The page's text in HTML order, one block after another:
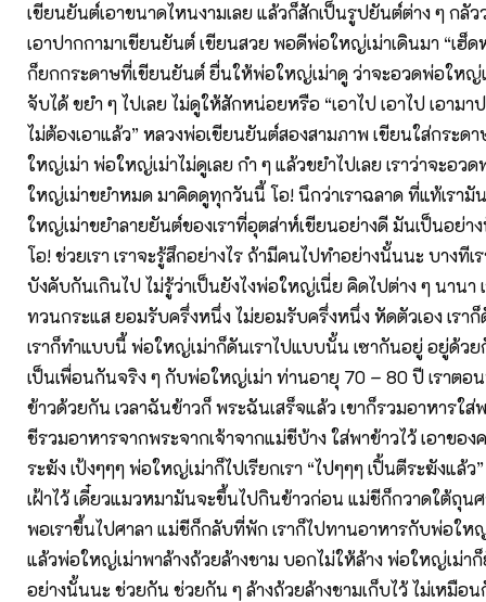
เขียนยันต์เอาขนาดไหนงามเลย แล้วก็สักเป็นรูปยันต์ต่าง ๆ กลัว
เอาปากกามาเขียนยันต์ เขียนสวย พอดีพ่อใหญ่เม่าเดินมา “เฮ็ด
ก็ยกกระดาษที่เขียนยันต์ ยื่นให้พ่อใหญ่เม่าดู ว่าจะอวดพ่อใหญ่
จับได้ ขยำ ๆ ไปเลย ไม่ดูให้สักหน่อยหรือ “เอาไป เอาไป เอามา
ไม่ต้องเอาแล้ว” หลวงพ่อเขียนยันต์สองสามภาพ เขียนใส่กระด
ใหญ่เม่า พ่อใหญ่เม่าไม่ดูเลย กำ ๆ แล้วขยำไปเลย เราว่าจะอว
ใหญ่เม่าขยำหมด มาคิดดูทุกวันนี้ โอ! นึกว่าเราฉลาด ที่แท้เรามั
ใหญ่เม่าขยำลายยันต์ของเราที่อุตส่าห์เขียนอย่างดี มันเป็นอย่
โอ! ช่วยเรา เราจะรู้สึกอย่างไร ถ้ามีคนไปทำอย่างนั้นนะ บางทีเ
บังคับกันเกินไป ไม่รู้ว่าเป็นยังไงพ่อใหญ่เนี่ย คิดไปต่าง ๆ นานา
ทวนกระแส ยอมรับครึ่งหนึ่ง ไม่ยอมรับครึ่งหนึ่ง หัดตัวเอง เราก็
เราก็ทำแบบนี้ พ่อใหญ่เม่าก็ดันเราไปแบบนั้น เซากันอยู่ อยู่ด้ว
เป็นเพื่อนกันจริง ๆ กับพ่อใหญ่เม่า ท่านอายุ 70 – 80 ปี เราต
ข้าวด้วยกัน เวลาฉันข้าวก็ พระฉันเสร็จแล้ว เขาก็รวมอาหารใส่
ชีรวมอาหารจากพระจากเจ้าจากแม่ชีบ้าง ใส่พาข้าวไว้ เอาของ
ระฆัง เป้งๆๆๆ พ่อใหญ่เม่าก็ไปเรียกเรา “ไปๆๆๆ เปิ้นตีระฆังแล้
เฝ้าไว้ เดี๋ยวแมวหมามันจะขึ้นไปกินข้าวก่อน แม่ชีก็กวาดใต้ถุนศ
พอเราขึ้นไปศาลา แม่ชีก็กลับที่พัก เราก็ไปทานอาหารกับพ่อให
แล้วพ่อใหญ่เม่าพาล้างถ้วยล้างชาม บอกไม่ให้ล้าง พ่อใหญ่เม่า
อย่างนั้นนะ ช่วยกัน ช่วยกัน ๆ ล้างถ้วยล้างชามเก็บไว้ ไม่เหมือ